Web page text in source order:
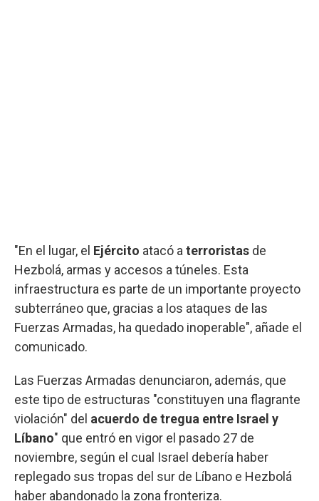
"En el lugar, el Ejército atacó a terroristas de
Hezbolá, armas y accesos a túneles. Esta
infraestructura es parte de un importante proyecto
subterráneo que, gracias a los ataques de las
Fuerzas Armadas, ha quedado inoperable", añade el
comunicado.
Las Fuerzas Armadas denunciaron, además, que
este tipo de estructuras "constituyen una flagrante
violación" del acuerdo de tregua entre Israel y
Líbano" que entró en vigor el pasado 27 de
noviembre, según el cual Israel debería haber
replegado sus tropas del sur de Líbano e Hezbolá
haber abandonado la zona fronteriza.